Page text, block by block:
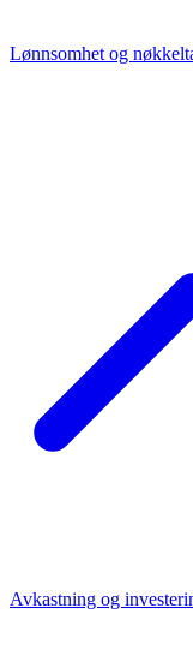
Lønnsomhet og
Avkastning og